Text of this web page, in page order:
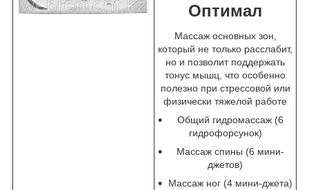
Оптимал
Массаж основных зон,
который не только расслабит,
но и позволит поддержать
тонус мышц, что особенно
полезно при стрессовой или
физически тяжелой работе
Общий гидромассаж (6
гидрофорсунок)
Массаж спины (6 мини-
джетов)
Массаж ног (4 мини-джета)